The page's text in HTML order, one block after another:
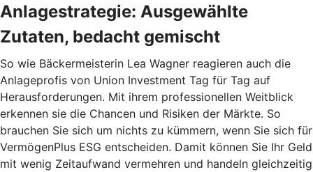
Anlagestrategie: Ausgewählte
Zutaten, bedacht gemischt
So wie Bäckermeisterin Lea Wagner reagieren auch die
Anlageprofis von Union Investment Tag für Tag auf
Herausforderungen. Mit ihrem professionellen Weitblick
erkennen sie die Chancen und Risiken der Märkte. So
brauchen Sie sich um nichts zu kümmern, wenn Sie sich für
VermögenPlus ESG entscheiden. Damit können Sie Ihr Geld
mit wenig Zeitaufwand vermehren und handeln gleichzeitig